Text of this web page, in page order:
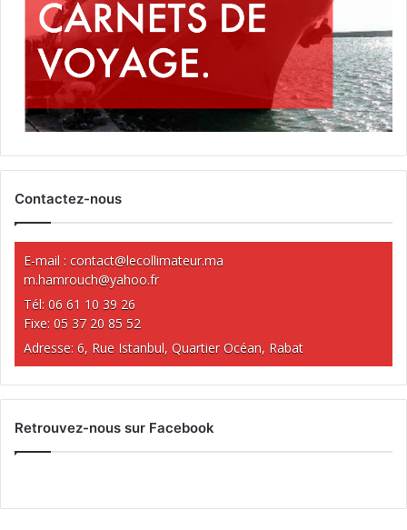
Contactez-nous
E-mail : contact@lecollimateur.ma
m.hamrouch@yahoo.fr
Tél: 06 61 10 39 26
Fixe: 05 37 20 85 52
Adresse: 6, Rue Istanbul, Quartier Océan, Rabat
Retrouvez-nous sur Facebook